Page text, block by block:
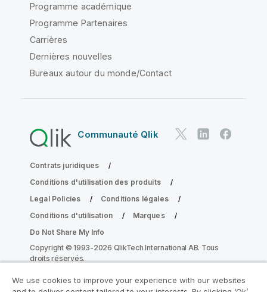
Programme académique
Programme Partenaires
Carrières
Dernières nouvelles
Bureaux autour du monde/Contact
Communauté Qlik
Contrats juridiques
Conditions d'utilisation des produits
Legal Policies
Conditions légales
Conditions d'utilisation
Marques
Do Not Share My Info
Copyright © 1993-2026 QlikTech International AB. Tous
droits réservés.
We use cookies to improve your experience with our websites